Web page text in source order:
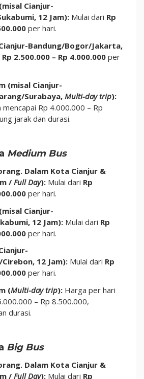
Cianjur-
12 Jam): Mulai dari Rp
per hari.
Bandung/Bogor/Jakarta,
Rp 2.500.000 – Rp 4.000.000 per
(misal Cianjur-
Surabaya, Multi-day trip):
Rp 4.000.000 – Rp
jarak dan durasi.
Medium Bus
Dalam Kota Cianjur &
/ Full Day): Mulai dari Rp
per hari.
Cianjur-
12 Jam): Mulai dari Rp
per hari.
12 Jam): Mulai dari Rp
per hari.
(Multi-day trip): Harga per hari
– Rp 8.500.000,
durasi.
Big Bus
Dalam Kota Cianjur &
/ Full Day): Mulai dari Rp